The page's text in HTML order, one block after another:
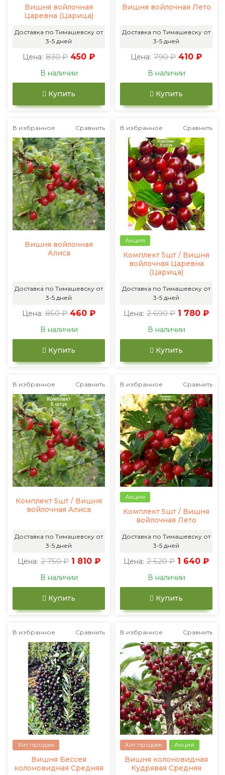
Вишня войлочная
Царевна (Царица)
Доставка по Тимашевску от
3-5 дней
Цена: 830 ₽ 450 ₽
В наличии
Купить
Вишня войлочная Лето
Доставка по Тимашевску от
3-5 дней
Цена: 790 ₽ 410 ₽
В наличии
Купить
В избранное Сравнить
Вишня войлочная
Алиса
Доставка по Тимашевску от
3-5 дней
Цена: 850 ₽ 460 ₽
В наличии
Купить
В избранное Сравнить
Акция
Комплект 5шт / Вишня
войлочная Царевна
(Царица)
Доставка по Тимашевску от
3-5 дней
Цена: 2 690 ₽ 1 780 ₽
В наличии
Купить
В избранное Сравнить
Комплект 5шт / Вишня
войлочная Алиса
Доставка по Тимашевску от
3-5 дней
Цена: 2 750 ₽ 1 810 ₽
В наличии
Купить
В избранное Сравнить
Акция
Комплект 5шт / Вишня
войлочная Лето
Доставка по Тимашевску от
3-5 дней
Цена: 2 520 ₽ 1 640 ₽
В наличии
Купить
В избранное Сравнить
Хит продаж
Вишня Бессея
колоновидная Средняя
В избранное Сравнить
Хит продаж Акция
Вишня колоновидная
Кудрявая Средняя